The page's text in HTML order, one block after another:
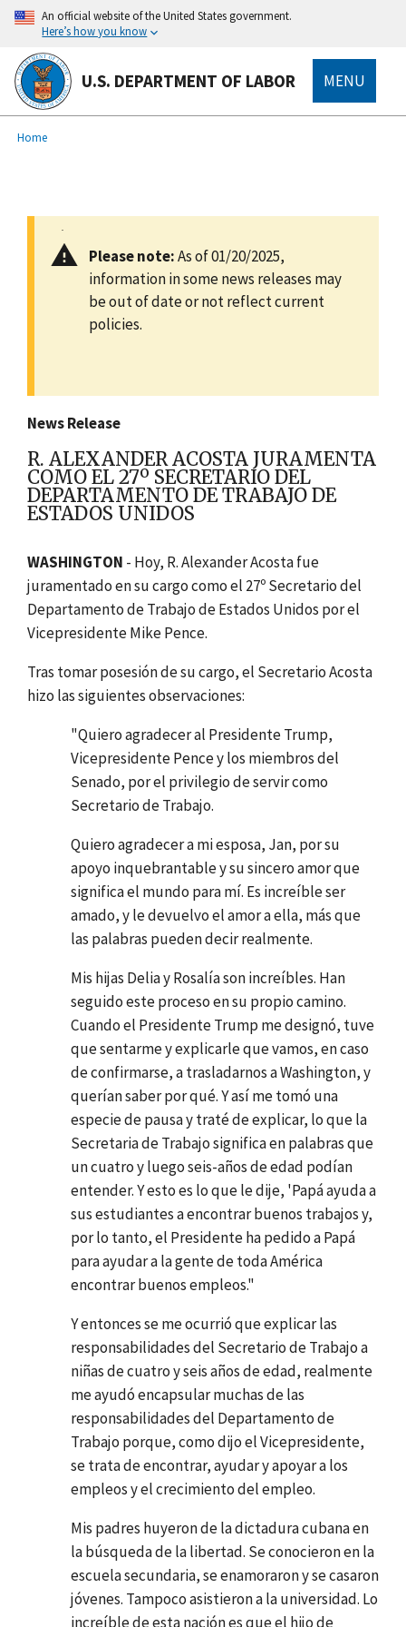
main
content
An official website of the United States government.
Here’s how you know
U.S. DEPARTMENT OF LABOR MENU
Breadcrumb
Home
Please note:As of 01/20/2025,
information in some news releases may
be out of date or not reflect current
policies.
News Release
R. ALEXANDER ACOSTA JURAMENTA
COMO EL 27º SECRETARIO DEL
DEPARTAMENTO DE TRABAJO DE
ESTADOS UNIDOS
WASHINGTON - Hoy, R. Alexander Acosta fue
juramentado en su cargo como el 27º Secretario del
Departamento de Trabajo de Estados Unidos por el
Vicepresidente Mike Pence.
Tras tomar posesión de su cargo, el Secretario Acosta
hizo las siguientes observaciones:
"Quiero agradecer al Presidente Trump,
Vicepresidente Pence y los miembros del
Senado, por el privilegio de servir como
Secretario de Trabajo.
Quiero agradecer a mi esposa, Jan, por su
apoyo inquebrantable y su sincero amor que
significa el mundo para mí. Es increíble ser
amado, y le devuelvo el amor a ella, más que
las palabras pueden decir realmente.
Mis hijas Delia y Rosalía son increíbles. Han
seguido este proceso en su propio camino.
Cuando el Presidente Trump me designó, tuve
que sentarme y explicarle que vamos, en caso
de confirmarse, a trasladarnos a Washington, y
querían saber por qué. Y así me tomó una
especie de pausa y traté de explicar, lo que la
Secretaria de Trabajo significa en palabras que
un cuatro y luego seis-años de edad podían
entender. Y esto es lo que le dije, 'Papá ayuda a
sus estudiantes a encontrar buenos trabajos y,
por lo tanto, el Presidente ha pedido a Papá
para ayudar a la gente de toda América
encontrar buenos empleos."
Y entonces se me ocurrió que explicar las
responsabilidades del Secretario de Trabajo a
niñas de cuatro y seis años de edad, realmente
me ayudó encapsular muchas de las
responsabilidades del Departamento de
Trabajo porque, como dijo el Vicepresidente,
se trata de encontrar, ayudar y apoyar a los
empleos y el crecimiento del empleo.
Mis padres huyeron de la dictadura cubana en
la búsqueda de la libertad. Se conocieron en la
escuela secundaria, se enamoraron y se casaron
jóvenes. Tampoco asistieron a la universidad. Lo
increíble de esta nación es que el hijo de